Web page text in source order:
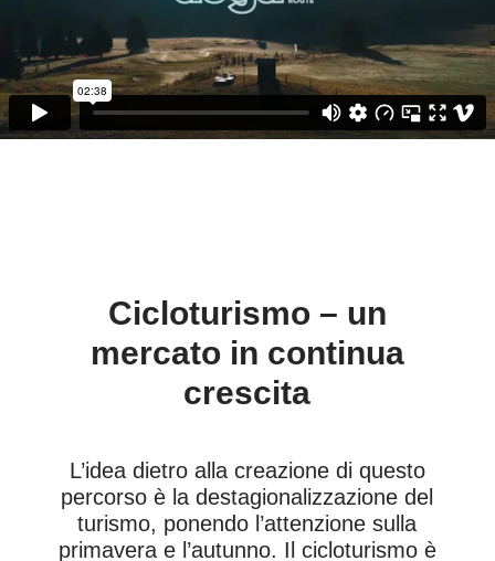
Cicloturismo – un
mercato in continua
crescita
L’idea dietro alla creazione di questo
percorso è la destagionalizzazione del
turismo, ponendo l’attenzione sulla
primavera e l’autunno. Il cicloturismo è